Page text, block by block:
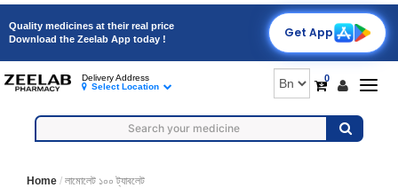
Quality medicines at their real price
Download the Zeelab App today !
Get App
0
Delivery Address
Select Location
Home লামোলেট ১০০ ট্যাবলেট